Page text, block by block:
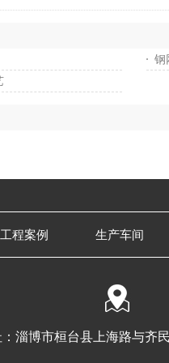
钢
工程案例 生产车间
淄博市桓台县上海路与齐